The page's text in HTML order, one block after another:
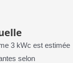
3 kWc est estimée
selon